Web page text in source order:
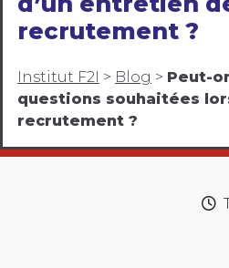
recrutement ?
Institut F2I > Blog > Peut-
questions souhaitées
recrutement ?